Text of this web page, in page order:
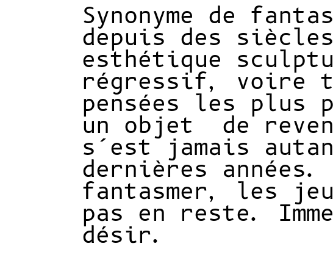
Synonyme de
depuis des
esthétique
régressif, voire
pensées les plus
un objet de
s’est jamais
dernières
fantasmer, les
pas en reste.
désir.